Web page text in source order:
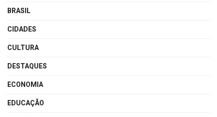
BRASIL
CIDADES
CULTURA
DESTAQUES
ECONOMIA
EDUCAÇÃO